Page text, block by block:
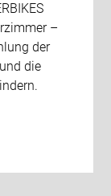
–
der
die